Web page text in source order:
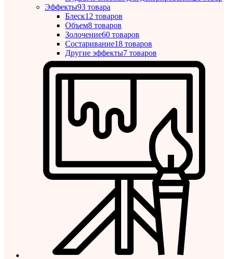
Эффекты93 товара
Блеск12 товаров
Объем8 товаров
Золочение60 товаров
Состаривание18 товаров
Другие эффекты7 товаров